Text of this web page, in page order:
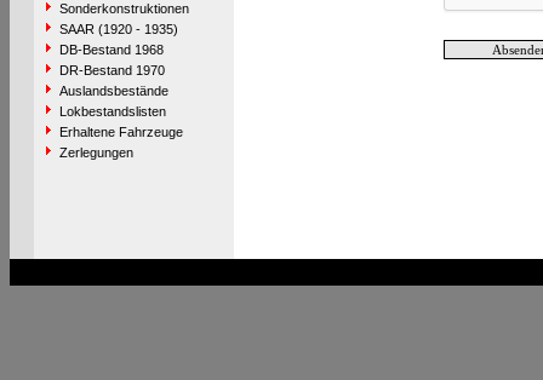
Sonderkonstruktionen
SAAR (1920 - 1935)
DB-Bestand 1968
DR-Bestand 1970
Auslandsbestände
Lokbestandslisten
Erhaltene Fahrzeuge
Zerlegungen